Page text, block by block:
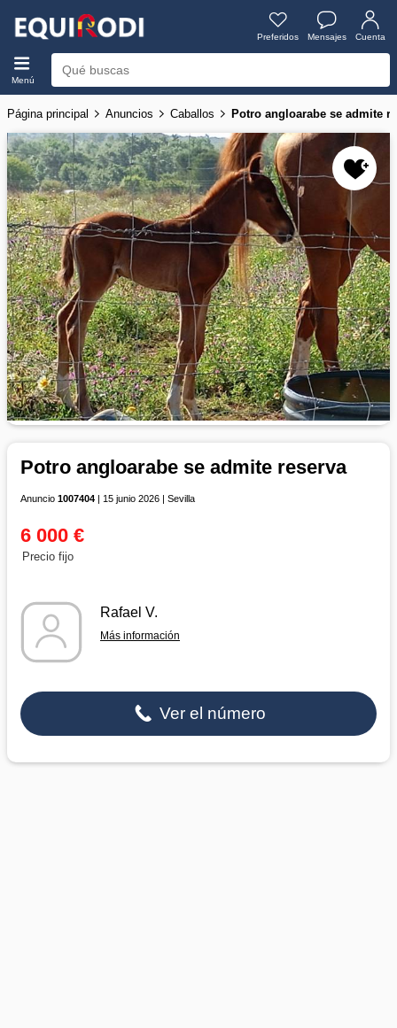
Preferidos Mensajes Cuenta
Menú
Página principal Anuncios Caballos Potro angloarabe se admite
Potro angloarabe se admite reserva
Anuncio 1007404 | 15 junio 2026 | Sevilla
6 000 €
Precio fijo
Rafael V.
Más información
Ver el número